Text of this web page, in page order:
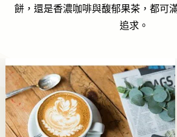
餅，還是香濃咖啡與馥郁果茶，都可
追求。